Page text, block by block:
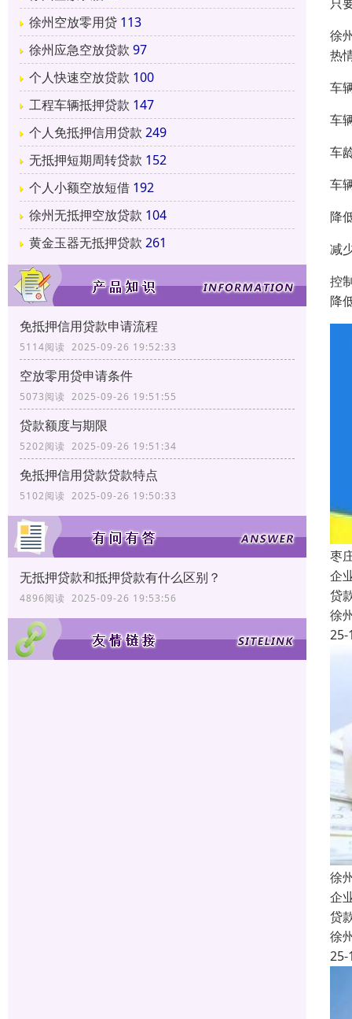
徐州空放零用贷 113
徐州应急空放贷款 97
个人快速空放贷款 100
工程车辆抵押贷款 147
个人免抵押信用贷款 249
无抵押短期周转贷款 152
个人小额空放短借 192
徐州无抵押空放贷款 104
黄金玉器无抵押贷款 261
免抵押信用贷款申请流程
5114阅读 2025-09-26 19:52:33
空放零用贷申请条件
5073阅读 2025-09-26 19:51:55
贷款额度与期限
5202阅读 2025-09-26 19:51:34
免抵押信用贷款贷款特点
5102阅读 2025-09-26 19:50:33
无抵押贷款和抵押贷款有什么区别？
4896阅读 2025-09-26 19:53:56
徐
热
车
车
车
车
降
减
控
降
枣
企
贷
徐
25-
徐
企
贷
徐
25-